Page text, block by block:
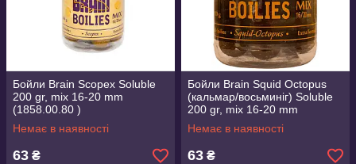
Бойли Brain Scopex Soluble
200 gr, mix 16-20 mm
(1858.00.80 )
Немає в наявності
63 ₴
Бойли Brain Squid Octopus
(кальмар/восьминіг) Soluble
200 gr, mix 16-20 mm
(1858.00.39 )
Немає в наявності
63 ₴